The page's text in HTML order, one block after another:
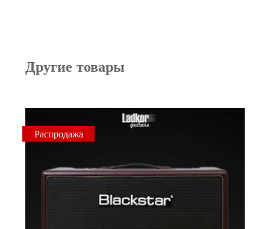
Другие товары
Распродажа